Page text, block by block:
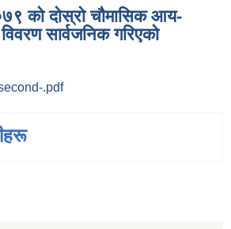
को दोस्रो चौमासिक आय-
सार्वजनिक गरिएको
.pdf